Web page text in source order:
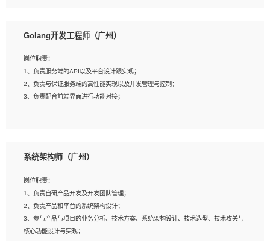
2、熟悉PostgreSQL、redis、MongoDB、ElasticSearch等开源数据库运维管理，
4、熟悉Hadoop、HBASE、Spark等大数据平台优先。
5、熟悉linux或任意一种unix操作系统，如有较强操作系统侧工作经验者优先。
6、具备丰富的项目实施经验，较强的自我学习能力。
Golang开发工程师（广州）
岗位职责：
1、负责服务端的API以及平台设计跟实现；
2、负责与保证服务端的高性能实现以及并发管理与控制；
3、负责配合前端界面进行功能对接；
2、1年以上Golang开发工作经验，能独立完成相应项目开发；
与实现，熟悉常用开源框架及设计模式；
4、熟悉Golang、连接池、消息队列等组件使用、熟悉后端开发、测试、调试流程
跟工具使用；
5、对技术有激情，喜欢钻研，能快速接受和掌握新技术，学习能力和工作责任心
强，良好的沟通表达能力和团队协作能力。
系统架构师（广州）
岗位职责：
1、负责自研产品开发及开发团队管理；
2、负责产品和平台的系统架构设计；
3、参与产品与项目的业务分析、技术方案、系统架构设计、技术选型、技术攻关与
核心功能设计与实现；